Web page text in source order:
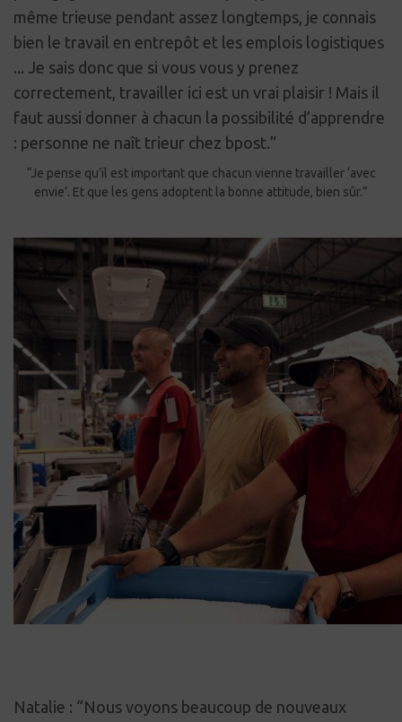
même trieuse pendant assez longtemps, je connais
bien le travail en entrepôt et les emplois logistiques
... Je sais donc que si vous vous y prenez
correctement, travailler ici est un vrai plaisir ! Mais il
faut aussi donner à chacun la possibilité d’apprendre
: personne ne naît trieur chez bpost.”
“Je pense qu’il est important que chacun vienne travailler ‘avec
envie’. Et que les gens adoptent la bonne attitude, bien sûr.”
Natalie : “Nous voyons beaucoup de nouveaux